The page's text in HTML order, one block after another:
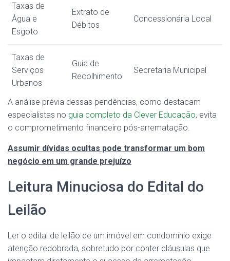
Taxas de
Água e
Esgoto
Extrato de
Débitos
Concessionária Local
Taxas de
Serviços
Urbanos
Guia de
Recolhimento
Secretaria Municipal
A análise prévia dessas pendências, como destacam
especialistas no guia completo da Clever Educação, evita
o comprometimento financeiro pós-arrematação.
Assumir dívidas ocultas pode transformar um bom
negócio em um grande prejuízo
Leitura Minuciosa do Edital do
Leilão
Ler o edital de leilão de um imóvel em condomínio exige
atenção redobrada, sobretudo por conter cláusulas que